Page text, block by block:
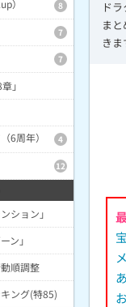
ド
ま
き
） 8
7
7
」
6周年）
4
12
ション」
ン」
順調整
ング(特85)